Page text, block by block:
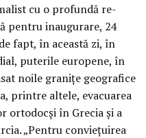
cu o profundă re-
pentru inaugurare, 24
fapt, în această zi, în
puterile europene, în
noile granițe geografice
printre altele, evacuarea
ortodocși în Grecia și a
„Pentru conviețuirea